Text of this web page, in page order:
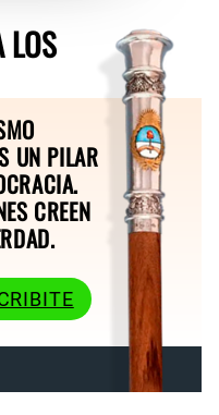
LOS
UN PILAR
CREEN